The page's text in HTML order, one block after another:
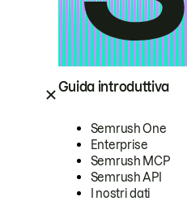
Guida introduttiva
Semrush One
Enterprise
Semrush MCP
Semrush API
I nostri dati